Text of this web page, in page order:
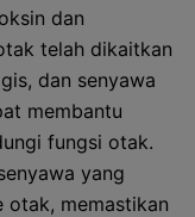
dan
telah dikaitkan
dan senyawa
membantu
fungsi otak.
yang
otak, memastikan